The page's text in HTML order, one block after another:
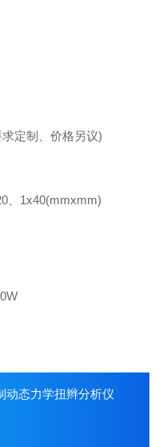
定制、价格另议)
、1x40(mmxmm)
动态力学扭辫分析仪